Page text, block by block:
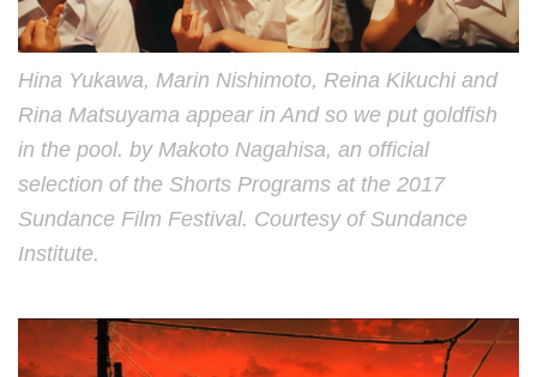
Hina Yukawa, Marin Nishimoto, Reina Kikuchi and
Rina Matsuyama appear in And so we put goldfish
in the pool. by Makoto Nagahisa, an official
selection of the Shorts Programs at the 2017
Sundance Film Festival. Courtesy of Sundance
Institute.